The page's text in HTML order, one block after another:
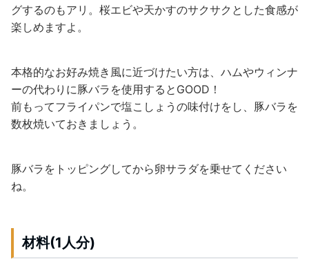
グするのもアリ。桜エビや天かすのサクサクとした食感が
楽しめますよ。
本格的なお好み焼き風に近づけたい方は、ハムやウィンナ
ーの代わりに豚バラを使用するとGOOD！
前もってフライパンで塩こしょうの味付けをし、豚バラを
数枚焼いておきましょう。
豚バラをトッピングしてから卵サラダを乗せてください
ね。
材料(1人分)